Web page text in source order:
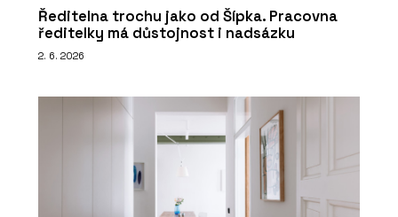
Ředitelna trochu jako od Šípka. Pracovna
ředitelky má důstojnost i nadsázku
2. 6. 2026